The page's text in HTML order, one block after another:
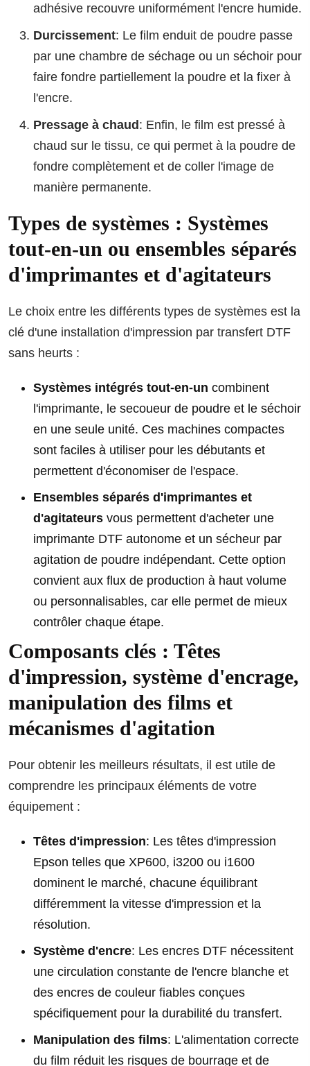
adhésive recouvre uniformément l'encre humide.
Durcissement: Le film enduit de poudre passe
par une chambre de séchage ou un séchoir pour
faire fondre partiellement la poudre et la fixer à
l'encre.
Pressage à chaud : Enfin, le film est pressé à
chaud sur le tissu, ce qui permet à la poudre de
fondre complètement et de coller l'image de
manière permanente.
Types de systèmes : Systèmes
tout-en-un ou ensembles séparés
d'imprimantes et d'agitateurs
Le choix entre les différents types de systèmes est la
clé d'une installation d'impression par transfert DTF
sans heurts :
Systèmes intégrés tout-en-un combinent
l'imprimante, le secoueur de poudre et le séchoir
en une seule unité. Ces machines compactes
sont faciles à utiliser pour les débutants et
permettent d'économiser de l'espace.
Ensembles séparés d'imprimantes et
d'agitateurs vous permettent d'acheter une
imprimante DTF autonome et un sécheur par
agitation de poudre indépendant. Cette option
convient aux flux de production à haut volume
ou personnalisables, car elle permet de mieux
contrôler chaque étape.
Composants clés : Têtes
d'impression, système d'encrage,
manipulation des films et
mécanismes d'agitation
Pour obtenir les meilleurs résultats, il est utile de
comprendre les principaux éléments de votre
équipement :
Têtes d'impression: Les têtes d'impression
Epson telles que XP600, i3200 ou i1600
dominent le marché, chacune équilibrant
différemment la vitesse d'impression et la
résolution.
Système d'encre: Les encres DTF nécessitent
une circulation constante de l'encre blanche et
des encres de couleur fiables conçues
spécifiquement pour la durabilité du transfert.
Manipulation des films: L'alimentation correcte
du film réduit les risques de bourrage et de